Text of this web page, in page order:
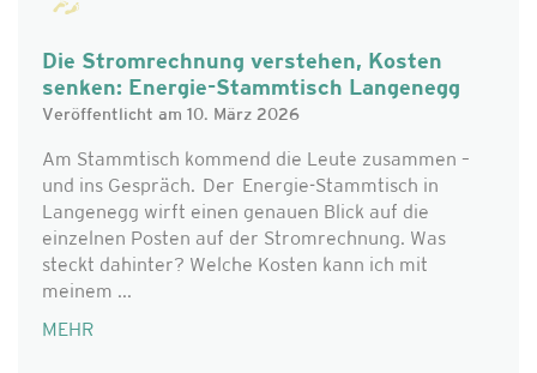
Die Stromrechnung verstehen, Kosten
senken: Energie-Stammtisch Langenegg
Veröffentlicht am 10. März 2026
Am Stammtisch kommend die Leute zusammen –
und ins Gespräch. Der Energie-Stammtisch in
Langenegg wirft einen genauen Blick auf die
einzelnen Posten auf der Stromrechnung. Was
steckt dahinter? Welche Kosten kann ich mit
meinem ...
MEHR